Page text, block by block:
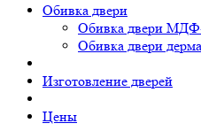
Обивка двери
Обивка двери
Обивка двери
Изготовление дверей
Цены